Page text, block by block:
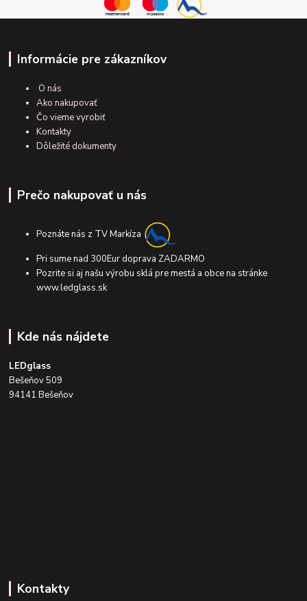
Informácie pre zákazníkov
O nás
Ako nakupovať
Čo vieme vyrobiť
Kontakty
Dôležité dokumenty
Prečo nakupovať u nás
Poznáte nás z TV Markíza
Pri sume nad 300Eur doprava ZADARMO
Pozrite si aj našu výrobu sklá pre mestá a obce na stránke
www.ledglass.sk
Kde nás nájdete
LEDglass
Bešeňov 509
94141 Bešeňov
Kontakty